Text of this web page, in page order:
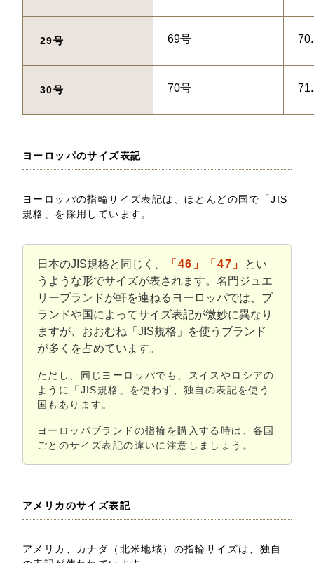
29号 69号
30号 70号
ヨーロッパのサイズ表記
ヨーロッパの指輪サイズ表記は、ほとんどの国で「JIS
規格」を採用しています。
日本のJIS規格と同じく、 「46」「47」
とい
うような形でサイズが表されます。名門ジュエ
リーブランドが軒を連ねるヨーロッパでは、ブ
ランドや国によってサイズ表記が微妙に異なり
ますが、おおむね「JIS規格」を使うブランド
が多くを占めています。
ただし、同じヨーロッパでも、スイスやロシアの
ように「JIS規格」を使わず、独自の表記を使う
国もあります。
ヨーロッパブランドの指輪を購入する時は、各国
ごとのサイズ表記の違いに注意しましょう。
アメリカのサイズ表記
アメリカ、カナダ（北米地域）の指輪サイズは、独自